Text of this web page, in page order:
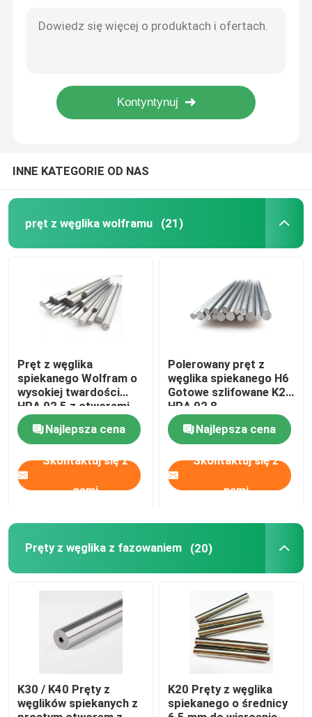
Frezy z węglików spiekanych
Wiertła z węglików spiekanych
Pasek z węglika wolframu
kołki z węglika wolframu
Bity z węglika spiekanego
INNE KATEGORIE OD NAS
pręt z węglika wolframu (21)
Pręt z węglika
spiekanego Wolfram o
wysokiej twardości
HRA 92,5 z otworami
na chłodziwo
Najlepsza cena
Skontaktuj się z
nami
Polerowany pręt z
węglika spiekanego H6
Gotowe szlifowane K20
HRA 92,8
Najlepsza cena
Skontaktuj się z
nami
Pręty z węglika z fazowaniem (20)
K30 / K40 Pręty z
węglików spiekanych z
K20 Pręty z węglika
spiekanego o średnicy